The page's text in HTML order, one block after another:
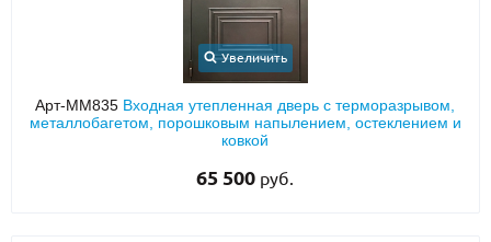
Увеличить
Арт-ММ835 Входная утепленная дверь с терморазрывом,
металлобагетом, порошковым напылением, остеклением и
ковкой
65 500 руб.